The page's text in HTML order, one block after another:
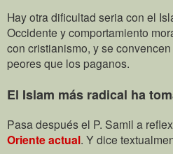
Hay otra dificultad seria con el
Occidente y comportamiento
con cristianismo, y se
peores que los paganos.
El Islam más radical ha
Pasa después el P. Samil a
Oriente actual. Y dice